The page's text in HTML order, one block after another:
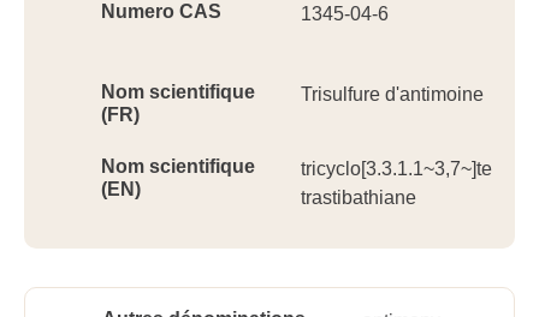
Numero CAS 1345-04-6
Nom scientifique
(FR)
Trisulfure d'antimoine
Nom scientifique
(EN)
tricyclo[3.3.1.1~3,7~]te
trastibathiane